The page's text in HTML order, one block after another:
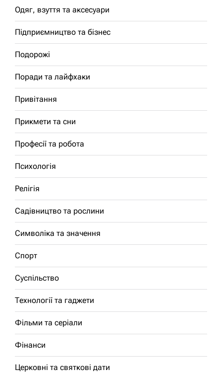
Одяг, взуття та аксесуари
Підприємництво та бізнес
Подорожі
Поради та лайфхаки
Привітання
Прикмети та сни
Професії та робота
Психологія
Релігія
Садівництво та рослини
Символіка та значення
Спорт
Суспільство
Технології та гаджети
Фільми та серіали
Фінанси
Церковні та святкові дати